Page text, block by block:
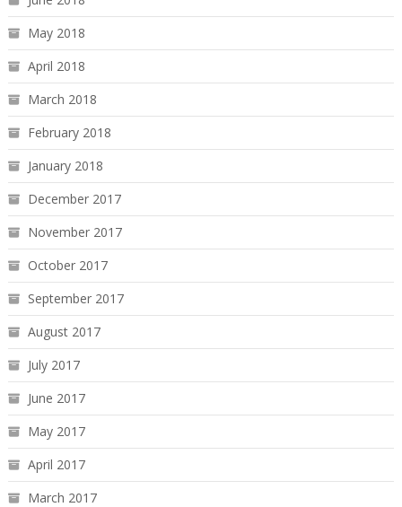
May 2018
April 2018
March 2018
February 2018
January 2018
December 2017
November 2017
October 2017
September 2017
August 2017
July 2017
June 2017
May 2017
April 2017
March 2017